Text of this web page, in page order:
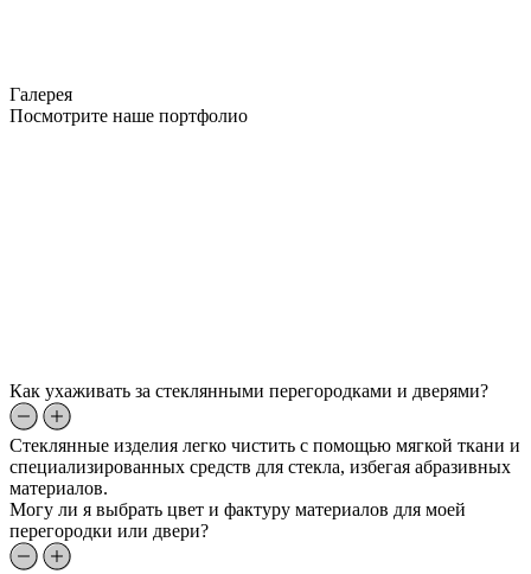
Галерея
Посмотрите наше портфолио
Как ухаживать за стеклянными перегородками и дверями?
Стеклянные изделия легко чистить с помощью мягкой ткани и
специализированных средств для стекла, избегая абразивных
материалов.
Могу ли я выбрать цвет и фактуру материалов для моей
перегородки или двери?